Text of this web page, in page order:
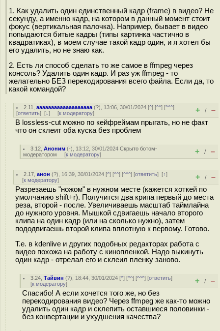
1. Как удалить один единственный кадр (frame) в видео? Не
секунду, а именно кадр, на котором в данный момент стоит
фокус (вертикальная палочка). Например, бывает в видео
попыдаются битые кадры (типы картинка частично в
квадратиках), в моем случае такой кадр один, и я хотел бы
его удалить, но не знаю как.
2. Есть ли способ сделать то же самое в ffmpeg через
консоль? Удалить один кадр. И раз уж ffmpeg - то
желательно БЕЗ перекодирования всего файла. Если да, то
какой командой?
2.11 ,aaaaaaaaaaaaaaaaaaa (?), 13:06, 30/01/2024 [^] [^^] [^^^]
[ответить] [↓] [к модератору] + / –
В lossless-cut можно по кейфреймам прыгать, но не факт
что он склеит оба куска без проблем
3.12 ,Аноним (-), 13:12, 30/01/2024Скрыто ботом-
модератором [к модератору] + / –
2.17 ,анон (?), 16:39, 30/01/2024 [^] [^^] [^^^] [ответить][↑]
[к модератору] + / –
Разрезаешь "ножом" в нужном месте (кажется хоткей по
умолчанию shift+r). Получится два крипа первый до места
реза, второй - после. Увеличиваешь масштаб таймлайна
до нужного уровня. Мышкой сдвигаешь начало второго
клипа на один кадр (или на сколько нужно), затем
пододвигаешь второй клипа вплотную к первому. Готово.
Т.е. в kdenlive и других подобных редакторах работа с
видео похожа на работу с кинопленкой. Надо выкинуть
один кадр - отрелал его и склеил пленку заново.
3.24 ,Тайвин (?), 18:44, 30/01/2024 [^] [^^] [^^^] [ответить]
[к модератору] + / –
Спасибо! А если хочется того же, но без
перекодирования видео? Через ffmpeg же как-то можно
удалить один кадр и склепить оставшиеся половинки -
без конвертации и ухудшения качества?